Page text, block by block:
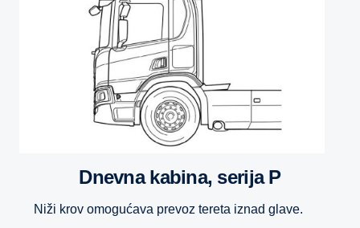
Dnevna kabina, serija P
Niži krov omogućava prevoz tereta iznad glave.